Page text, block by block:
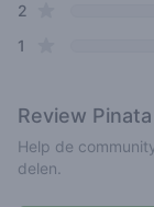
2
1
Review Pinata
Help de
delen.